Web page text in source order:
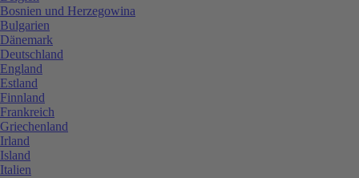
Bosnien und Herzegowina
Bulgarien
Dänemark
Deutschland
England
Estland
Finnland
Frankreich
Griechenland
Irland
Island
Italien